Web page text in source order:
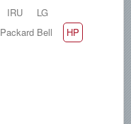
IRU
LG
Packard Bell
HP